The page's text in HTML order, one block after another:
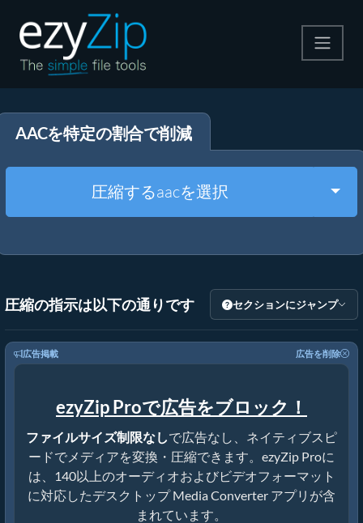
解凍する
その他のツール
AACを特定の割合で削減
圧縮するaacを選択
圧縮の指示は以下の通りです セクションにジャンプ
広告掲載 広告を削除
ezyZip Proで広告をブロック！
ファイルサイズ制限なしで広告なし、ネイティブスピ
ードでメディアを変換・圧縮できます。ezyZip Proに
は、140以上のオーディオおよびビデオフォーマット
に対応したデスクトップ Media Converter アプリが含
まれています。